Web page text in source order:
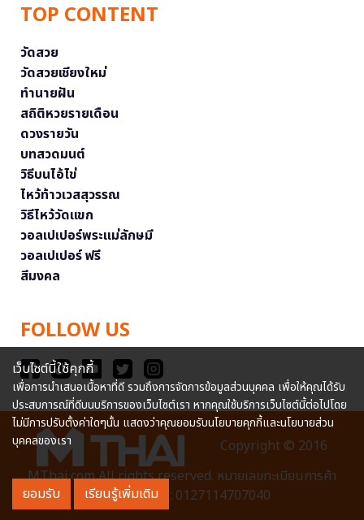
TOP CONTENT
วัดสวย
วัดสวยเชียงใหม่
ทำนายฝัน
สถิติหวยรายเดือน
ดวงรายวัน
บทสวดมนต์
วิธีบนไอ้ไข่
ไหว้ท้าวเวสสุวรรณ
วิธีไหว้วัดแขก
วอลเปเปอร์พระแม่ลักษมี
วอลเปเปอร์ ฟรี
สีมงคล
FOLLOW US
Copyright © 2016
MThai.com All rights reserved. หมายเลขทะเบียนการค้า
อิเล็กทรอนิกส์ : 0127114707040
เว็บไซต์นี้ใช้คุกกี้
เพื่อการนำเสนอเนื้อหาที่ดี รวมถึงการจัดการข้อมูลส่วนบุคคล เพื่อให้คุณได้รับ
ประสบการณ์ที่ดีบนบริการของเว็บไซต์เรา หากคุณใช้บริการเว็บไซต์นี้ต่อไปโดย
ไม่มีการปรับตั้งค่าใดๆนั้น แสดงว่าคุณยอมรับนโยบายคุกกี้และนโยบายส่วน
บุคคลของเรา
ยอมรับ เรียนรู้เพิ่มเติม